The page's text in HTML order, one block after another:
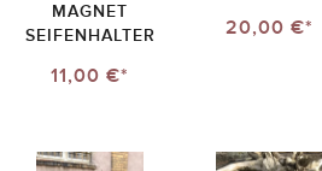
MAGNET
SEIFENHALTER
11,00 €*
20,00 €*